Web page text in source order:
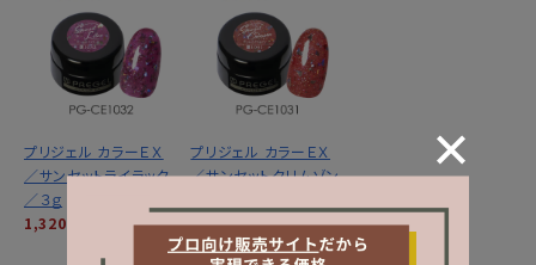
プリジェル カラーＥＸ
／サンセットライラック
／３ｇ
1,320円
プリジェル カラーＥＸ
／サンセットクリムゾン
1,320円 (税込)